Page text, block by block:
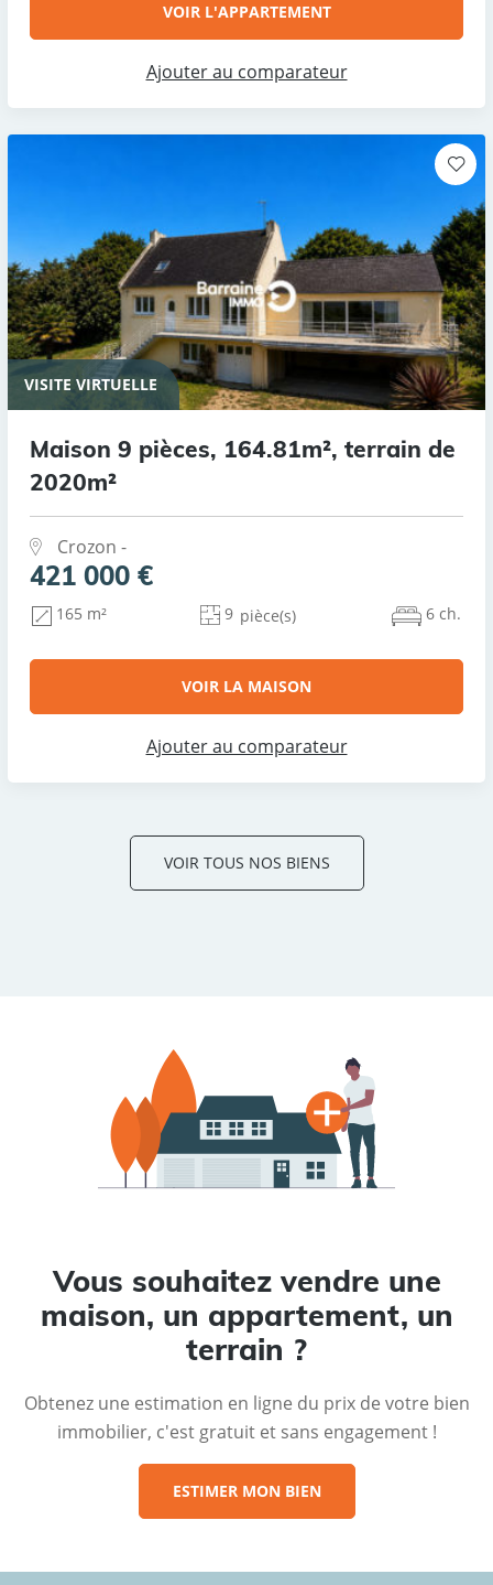
VOIR L'APPARTEMENT
Ajouter au comparateur
VISITE VIRTUELLE
Maison 9 pièces, 164.81m², terrain de
2020m²
Crozon -
421 000 €
165 m² 9 pièce(s) 6 ch.
VOIR LA MAISON
Ajouter au comparateur
VOIR TOUS NOS BIENS
Vous souhaitez vendre une
maison, un appartement, un
terrain ?
Obtenez une estimation en ligne du prix de votre bien
immobilier, c'est gratuit et sans engagement !
ESTIMER MON BIEN